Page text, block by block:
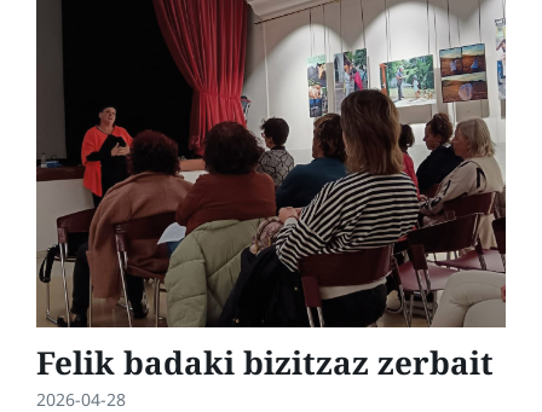
Felik badaki bizitzaz zerbait
2026-04-28